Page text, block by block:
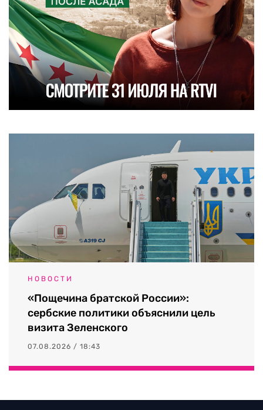
НОВОСТИ
«Пощечина братской России»:
сербские политики объяснили цель
визита Зеленского
07.08.2026 / 18:43